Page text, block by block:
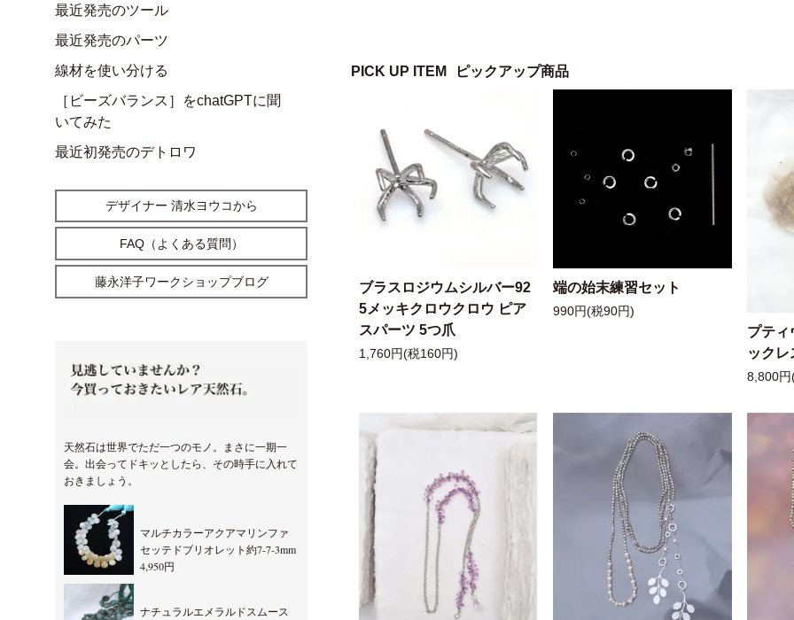
PICK UP ITEM ピックアップ商品
ブラスロジウムシルバー92
5メッキクロウクロウ ピア
スパーツ 5つ爪
1,760円(税160円)
端の始末練習セット
990円(税90円)
プティ
ックレ
8,800
最近発売のツール
最近発売のパーツ
線材を使い分ける
［ビーズバランス］をchatGPTに聞
いてみた
最近初発売のデトロワ
デザイナー 清水ヨウコから
FAQ（よくある質問）
藤永洋子ワークショップブログ
天然石は世界でただ一つのモノ。まさに一期一
会。出会ってドキッとしたら、その時手に入れて
おきましょう。
マルチカラーアクアマリンファ
セッテドブリオレット約7-7-3mm
4,950円
ナチュラルエメラルドスムース